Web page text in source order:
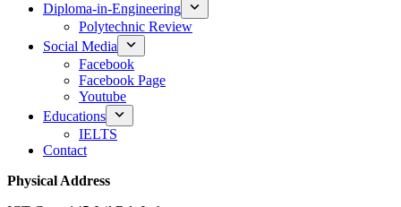
Diploma-in-Engineering
Polytechnic Review
Social Media
Facebook
Facebook Page
Youtube
Educations
IELTS
Contact
Physical Address